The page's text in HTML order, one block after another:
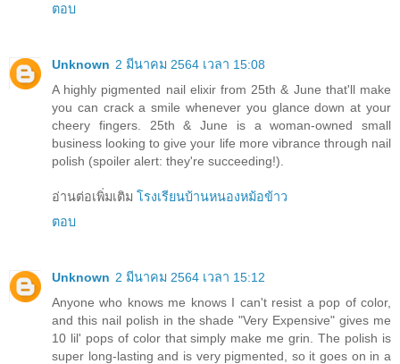
ตอบ
Unknown 2 มีนาคม 2564 เวลา 15:08
A highly pigmented nail elixir from 25th & June that'll make
you can crack a smile whenever you glance down at your
cheery fingers. 25th & June is a woman-owned small
business looking to give your life more vibrance through nail
polish (spoiler alert: they're succeeding!).
อ่านต่อเพิ่มเติม โรงเรียนบ้านหนองหม้อข้าว
ตอบ
Unknown 2 มีนาคม 2564 เวลา 15:12
Anyone who knows me knows I can't resist a pop of color,
and this nail polish in the shade "Very Expensive" gives me
10 lil' pops of color that simply make me grin. The polish is
super long-lasting and is very pigmented, so it goes on in a